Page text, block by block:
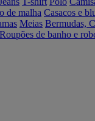
de malha Casacos e
Meias Bermudas,
Roupões de banho e